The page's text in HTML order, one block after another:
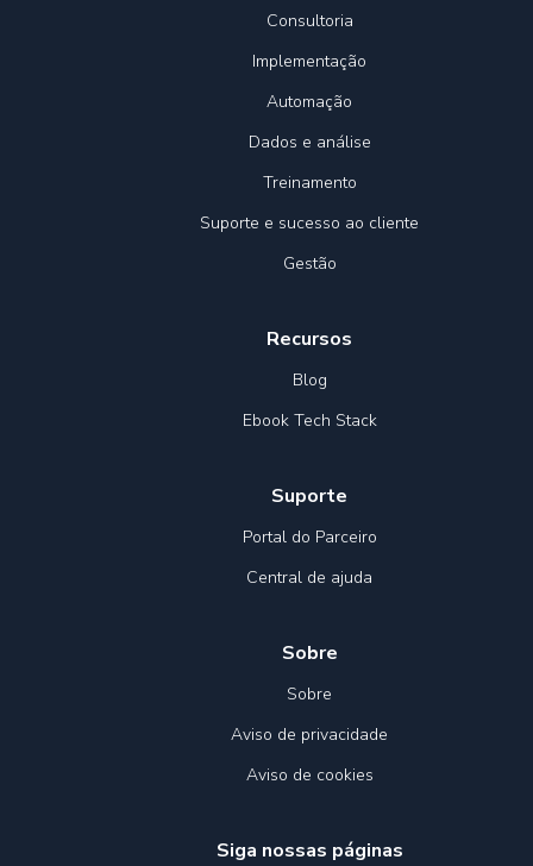
Consultoria
Implementação
Automação
Dados e análise
Treinamento
Suporte e sucesso ao cliente
Gestão
Recursos
Blog
Ebook Tech Stack
Suporte
Portal do Parceiro
Central de ajuda
Sobre
Sobre
Aviso de privacidade
Aviso de cookies
Siga nossas páginas